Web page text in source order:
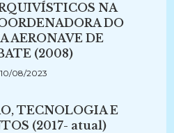
NA
DO
AERONAVE DE
(2008)
10/08/2023
TECNOLOGIA E
(2017- atual)